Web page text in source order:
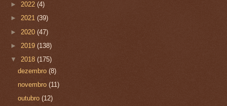
► 2022 (4)
► 2021 (39)
► 2020 (47)
► 2019 (138)
▼ 2018 (175)
dezembro(8)
novembro(11)
outubro(12)